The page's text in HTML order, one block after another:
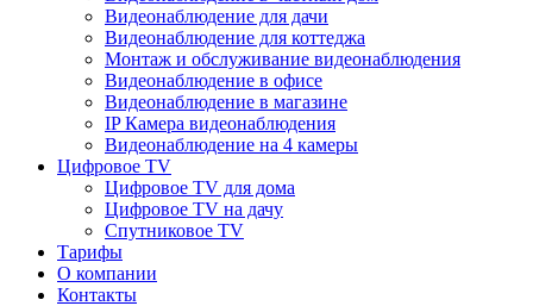
Видеонаблюдение для дачи
Видеонаблюдение для коттеджа
Монтаж и обслуживание видеонаблюдения
Видеонаблюдение в офисе
Видеонаблюдение в магазине
IP Камера видеонаблюдения
Видеонаблюдение на 4 камеры
Цифровое TV
Цифровое TV для дома
Цифровое TV на дачу
Спутниковое TV
Тарифы
О компании
Контакты